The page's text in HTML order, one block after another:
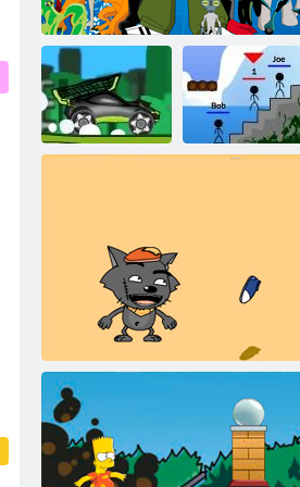
Ποδόσφαιρο για δύο: Τερματοφύλακας